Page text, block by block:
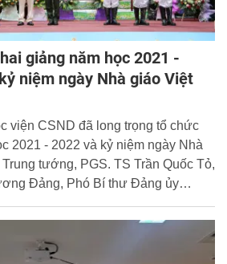
giảng năm học 2021 -
niệm ngày Nhà giáo Việt
viện CSND đã long trọng tổ chức
2021 - 2022 và kỷ niệm ngày Nhà
tướng, PGS. TS Trần Quốc Tỏ,
Đảng, Phó Bí thư Đảng ủy